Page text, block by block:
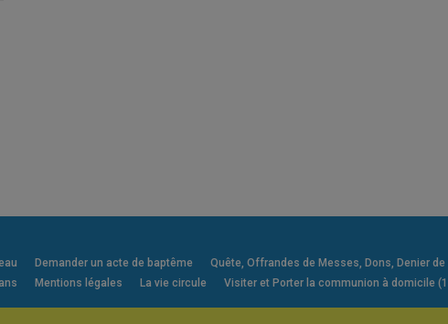
Demander un acte de baptême Quête, Offrandes de Messes, Dons, Denier de
Mentions légales La vie circule Visiter et Porter la communion à domicile